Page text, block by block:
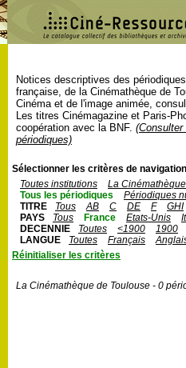
Notices descriptives des
française, de la Cinémathèque de
Cinéma et de l'image animée,
Les titres Cinémagazine et Paris-
coopération avec la BNF.
périodiques)
Sélectionner les critères de
Toutes institutions
La
Tous les périodiques
Périodiques
TITRE
Tous AB C DE F
GHI
PAYS
Tous France Etats-Unis
DECENNIE
Toutes <1900
1900
LANGUE
Toutes Français
Réinitialiser les critères
La Cinémathèque de Toulouse - 0